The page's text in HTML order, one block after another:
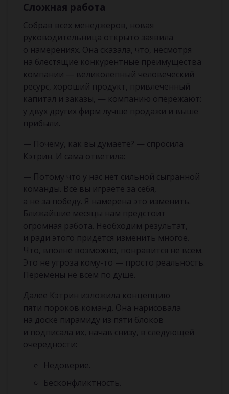
Сложная работа
Собрав всех менеджеров, новая
руководительница открыто заявила
о намерениях. Она сказала, что, несмотря
на блестящие конкурентные преимущества
компании — великолепный человеческий
ресурс, хороший продукт, привлеченный
капитал и заказы, — компанию опережают:
у двух других фирм лучше продажи и выше
прибыли.
— Почему, как вы думаете? — спросила
Кэтрин. И сама ответила:
— Потому что у нас нет сильной сыгранной
команды. Все вы играете за себя,
а не за победу. Я намерена это изменить.
Ближайшие месяцы нам предстоит
огромная работа. Необходим результат,
и ради этого придется изменить многое.
Что, вполне возможно, понравится не всем.
Это не угроза кому-то — просто реальность.
Перемены не всем по душе.
Далее Кэтрин изложила концепцию
пяти пороков команд. Она нарисовала
на доске пирамиду из пяти блоков
и подписала их, начав снизу, в следующей
очередности:
Недоверие.
Бесконфликтность.